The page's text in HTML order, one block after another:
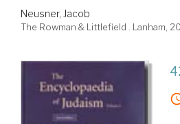
Neusner, Jacob
The Rowman & Littlefield . Lanham,